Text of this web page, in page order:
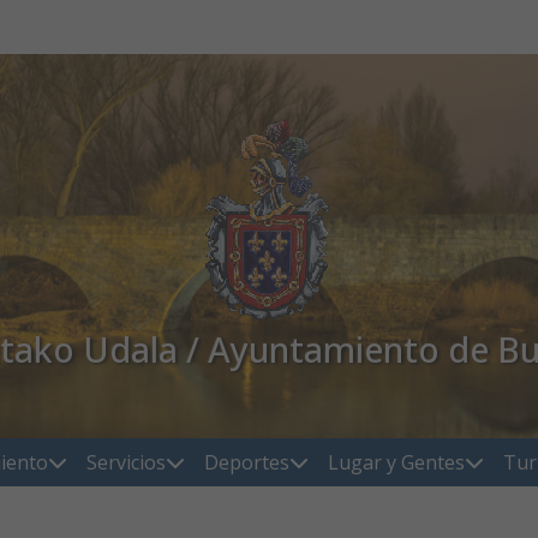
Udala / Ayuntamiento de
Servicios Deportes Lugar y Gentes